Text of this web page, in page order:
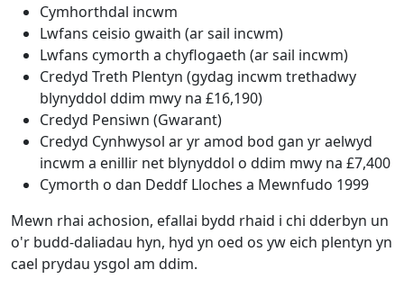
Cymhorthdal incwm
Lwfans ceisio gwaith (ar sail incwm)
Lwfans cymorth a chyflogaeth (ar sail incwm)
Credyd Treth Plentyn (gydag incwm trethadwy
blynyddol ddim mwy na £16,190)
Credyd Pensiwn (Gwarant)
Credyd Cynhwysol ar yr amod bod gan yr aelwyd
incwm a enillir net blynyddol o ddim mwy na £7,400
Cymorth o dan Deddf Lloches a Mewnfudo 1999
Mewn rhai achosion, efallai bydd rhaid i chi dderbyn un
o'r budd-daliadau hyn, hyd yn oed os yw eich plentyn yn
cael prydau ysgol am ddim.